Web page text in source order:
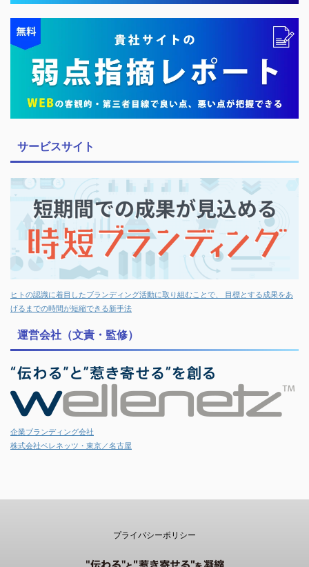
サービスサイト
ヒトの認識に着目したブランディング活動に取り組むことで、 目標とする成果をあ
げるまでの時間が短縮できる新手法
運営会社（文責・監修）
企業ブランディング会社
株式会社ベレネッツ・東京／名古屋
プライバシーポリシー